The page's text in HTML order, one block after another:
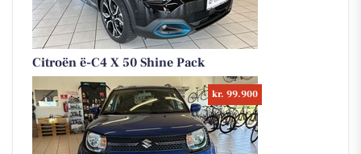
Citroën ë-C4 X 50 Shine Pack
kr. 99.900